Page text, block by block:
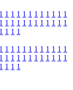
1 1 1 1 1 1 1 1 1 1 1 1
1 1 1 1 1 1 1 1 1 1 1 1
1 1 1 1
1 1 1 1 1 1 1 1 1 1 1 1
1 1 1 1 1 1 1 1 1 1 1 1
1 1 1 1